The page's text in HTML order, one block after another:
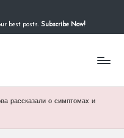
best posts. Subscribe Now!
рассказали о симптомах и